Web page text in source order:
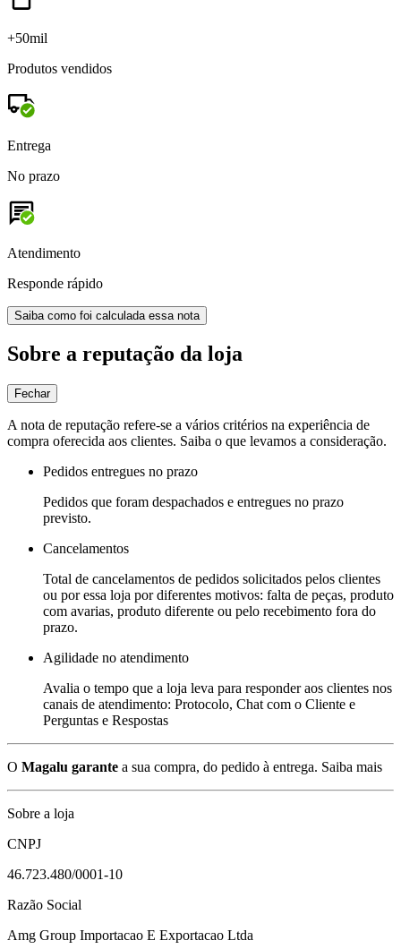
+50mil
Produtos vendidos
Entrega
No prazo
Atendimento
Responde rápido
Saiba como foi calculada essa nota
Sobre a reputação da loja
Fechar
A nota de reputação refere-se a vários critérios na experiência de
compra oferecida aos clientes. Saiba o que levamos a consideração.
Pedidos entregues no prazo
Pedidos que foram despachados e entregues no prazo
previsto.
Cancelamentos
Total de cancelamentos de pedidos solicitados pelos clientes
ou por essa loja por diferentes motivos: falta de peças, produto
com avarias, produto diferente ou pelo recebimento fora do
prazo.
Agilidade no atendimento
Avalia o tempo que a loja leva para responder aos clientes nos
canais de atendimento: Protocolo, Chat com o Cliente e
Perguntas e Respostas
O Magalu garante a sua compra, do pedido à entrega. Saiba mais
Sobre a loja
CNPJ
46.723.480/0001-10
Razão Social
Amg Group Importacao E Exportacao Ltda